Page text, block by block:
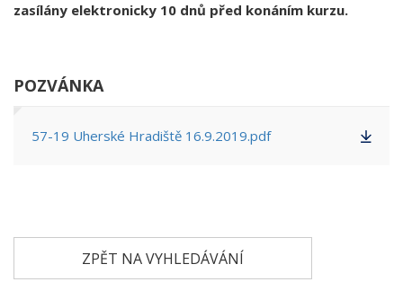
zasílány elektronicky 10 dnů před konáním kurzu.
POZVÁNKA
57-19 Uherské Hradiště 16.9.2019.pdf
ZPĚT NA VYHLEDÁVÁNÍ